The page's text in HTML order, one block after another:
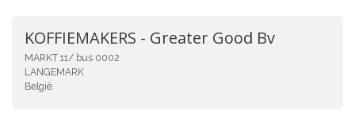
KOFFIEMAKERS - Greater Good Bv
MARKT 11/ bus 0002
LANGEMARK
België